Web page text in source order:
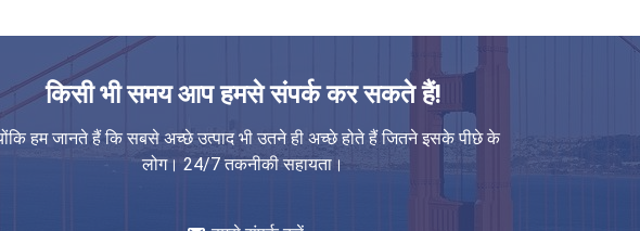
2 मिमी 3 मिमी 4 मिमी
टेम्पलेट पीपी खोखले बोर्ड ड्राइंग पारदर्शी 3 मिमी 4 मिमी शीट
पीपी पॉलीप्रोपाइलीन नालीदार प्लास्टिक पैलेट डिवाइडर
पुनर्चक्रण अपशिष्ट बिन तह पीपी नालीदार बॉक्स
ट्री रैप सिंगल फेसेड पॉलीइथिलीन कॉरस्पेटेड शीट
किसी भी समय आप हमसे संपर्क कर सकते हैं!
हम जानते हैं कि सबसे अच्छे उत्पाद भी उतने ही अच्छे होते हैं जितने इसके पीछे के
लोग। 24/7 तकनीकी सहायता।